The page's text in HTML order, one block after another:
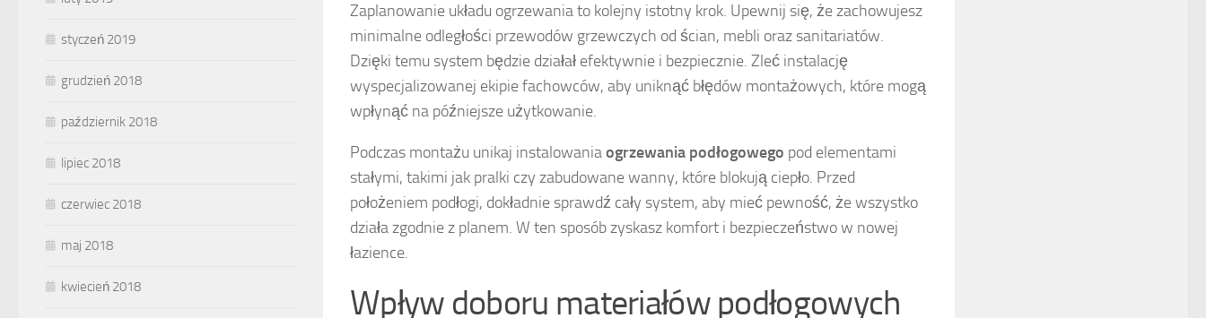
Zaplanowanie układu ogrzewania to kolejny istotny krok. Upewnij się, że zachowujesz
minimalne odległości przewodów grzewczych od ścian, mebli oraz sanitariatów.
Dzięki temu system będzie działał efektywnie i bezpiecznie. Zleć instalację
wyspecjalizowanej ekipie fachowców, aby uniknąć błędów montażowych, które mogą
wpłynąć na późniejsze użytkowanie.
Podczas montażu unikaj instalowaniaogrzewania podłogowego pod elementami
stałymi, takimi jak pralki czy zabudowane wanny, które blokują ciepło. Przed
położeniem podłogi, dokładnie sprawdź cały system, aby mieć pewność, że wszystko
działa zgodnie z planem. W ten sposób zyskasz komfort i bezpieczeństwo w nowej
łazience.
Wpływ doboru materiałów podłogowych
styczeń 2019
grudzień 2018
październik 2018
lipiec 2018
czerwiec 2018
maj 2018
kwiecień 2018